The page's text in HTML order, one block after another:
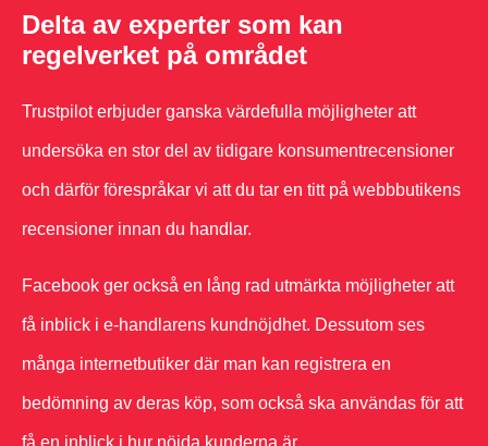
Delta av experter som kan
regelverket på området
Trustpilot erbjuder ganska värdefulla möjligheter att
undersöka en stor del av tidigare konsumentrecensioner
och därför förespråkar vi att du tar en titt på webbbutikens
recensioner innan du handlar.
Facebook ger också en lång rad utmärkta möjligheter att
få inblick i e-handlarens kundnöjdhet. Dessutom ses
många internetbutiker där man kan registrera en
bedömning av deras köp, som också ska användas för att
få en inblick i hur nöjda kunderna är.